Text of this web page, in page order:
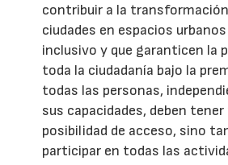
contribuir a la
ciudades en espacios
inclusivo y que garanticen la
toda la ciudadanía bajo la
todas las personas,
sus capacidades, deben
posibilidad de acceso, sino
participar en todas las